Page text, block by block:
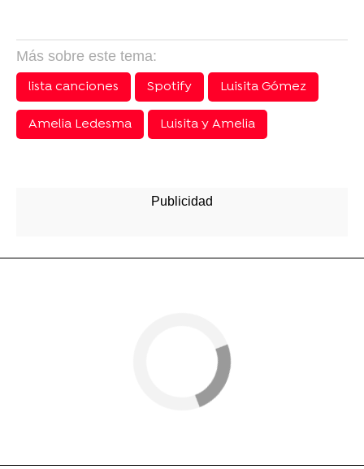
Más sobre este tema:
lista canciones
Spotify Luisita Gómez
Amelia Ledesma Luisita y Amelia